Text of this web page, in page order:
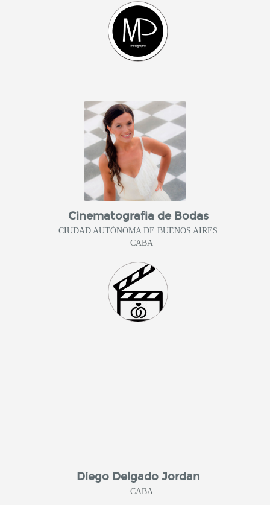
Cinematografia de Bodas
CIUDAD AUTÓNOMA DE BUENOS AIRES
| CABA
Diego Delgado Jordan
| CABA